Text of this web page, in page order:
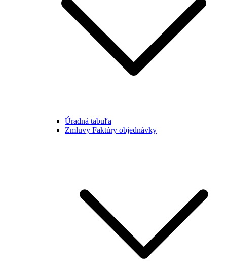
Úradná tabuľa
Zmluvy Faktúry objednávky